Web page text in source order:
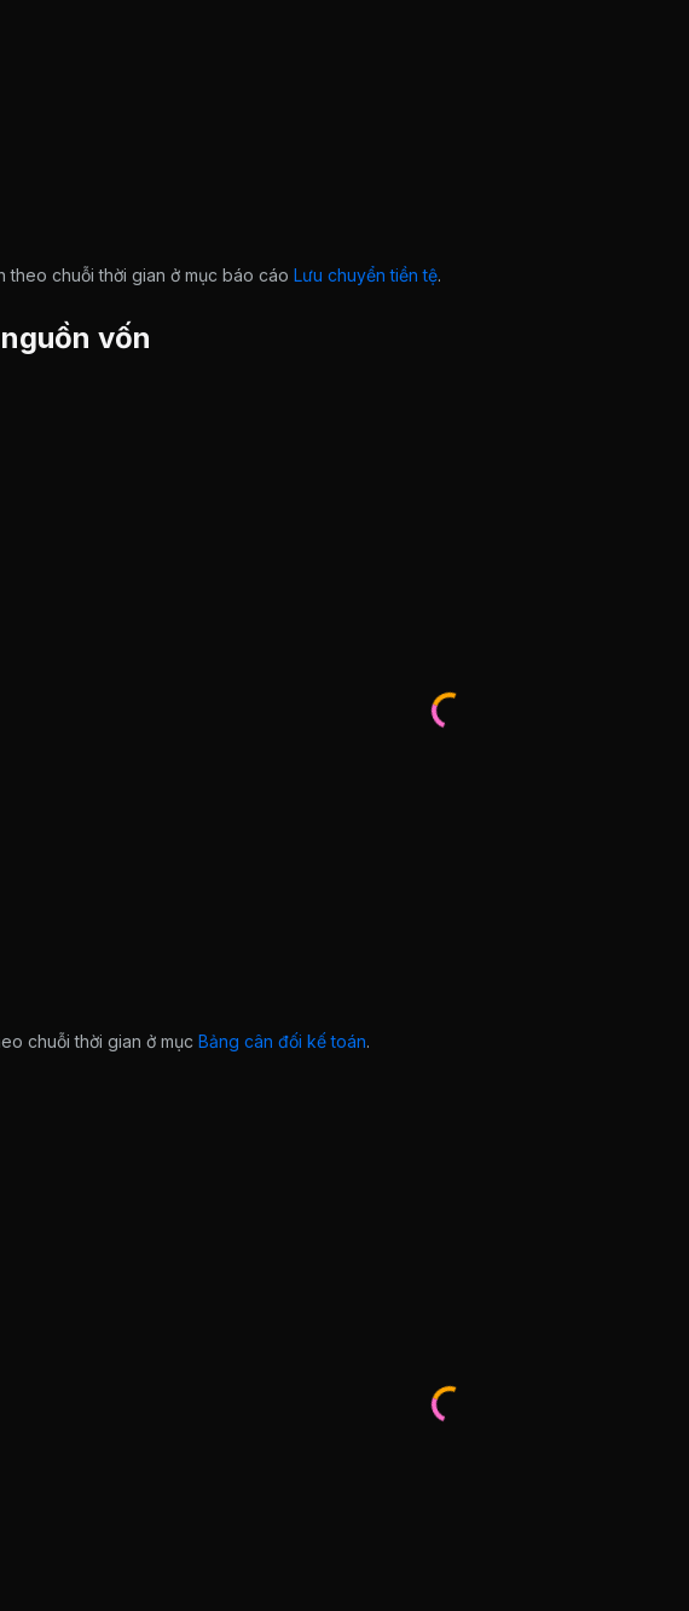
theo chuỗi thời gian ở mục báo cáo Lưu chuyển tiền tệ.
vốn
chuỗi thời gian ở mục Bảng cân đối kế toán.